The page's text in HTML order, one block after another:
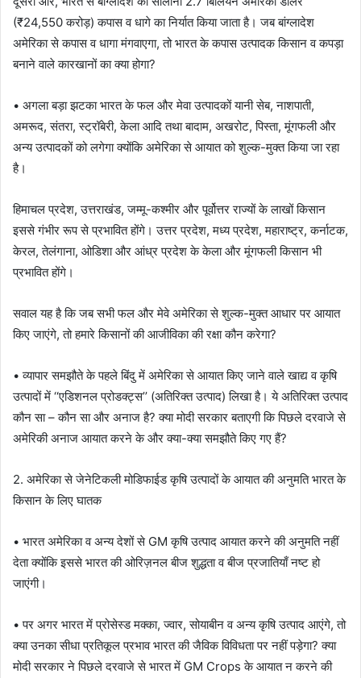
(₹24,550 करोड़) कपास व धागे का निर्यात किया जाता है। जब बांग्लादेश
अमेरिका से कपास व धागा मंगवाएगा, तो भारत के कपास उत्पादक किसान व कपड़ा
बनाने वाले कारखानों का क्या होगा?
• अगला बड़ा झटका भारत के फल और मेवा उत्पादकों यानी सेब, नाशपाती,
अमरूद, संतरा, स्ट्रॉबेरी, केला आदि तथा बादाम, अखरोट, पिस्ता, मूंगफली और
अन्य उत्पादकों को लगेगा क्योंकि अमेरिका से आयात को शुल्क-मुक्त किया जा रहा
है।
हिमाचल प्रदेश, उत्तराखंड, जम्मू-कश्मीर और पूर्वोत्तर राज्यों के लाखों किसान
इससे गंभीर रूप से प्रभावित होंगे। उत्तर प्रदेश, मध्य प्रदेश, महाराष्ट्र, कर्नाटक,
केरल, तेलंगाना, ओडिशा और आंध्र प्रदेश के केला और मूंगफली किसान भी
प्रभावित होंगे।
सवाल यह है कि जब सभी फल और मेवे अमेरिका से शुल्क-मुक्त आधार पर आयात
किए जाएंगे, तो हमारे किसानों की आजीविका की रक्षा कौन करेगा?
• व्यापार समझौते के पहले बिंदु में अमेरिका से आयात किए जाने वाले खाद्य व कृषि
उत्पादों में ‘‘एडिशनल प्रोडक्ट्स’’ (अतिरिक्त उत्पाद) लिखा है। ये अतिरिक्त उत्पाद
कौन सा – कौन सा और अनाज है? क्या मोदी सरकार बताएगी कि पिछले दरवाजे से
अमेरिकी अनाज आयात करने के और क्या-क्या समझौते किए गए हैं?
2. अमेरिका से जेनेटिकली मोडिफाईड कृषि उत्पादों के आयात की अनुमति भारत के
किसान के लिए घातक
• भारत अमेरिका व अन्य देशों से GM कृषि उत्पाद आयात करने की अनुमति नहीं
देता क्योंकि इससे भारत की ओरिज़नल बीज शुद्धता व बीज प्रजातियाँ नष्ट हो
जाएंगी।
• पर अगर भारत में प्रोसेस्ड मक्का, ज्वार, सोयाबीन व अन्य कृषि उत्पाद आएंगे, तो
क्या उनका सीधा प्रतिकूल प्रभाव भारत की जैविक विविधता पर नहीं पड़ेगा? क्या
मोदी सरकार ने पिछले दरवाजे से भारत में GM Crops के आयात न करने की